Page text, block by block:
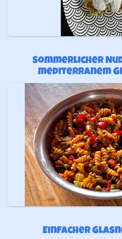
Sommerlicher
mediterranem
Einfacher